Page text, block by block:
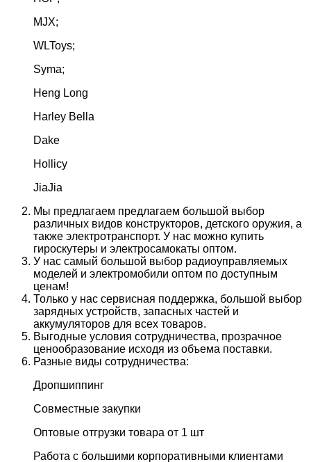
MJX;
WLToys;
Syma;
Heng Long
Harley Bella
Dake
Hollicy
JiaJia
Мы предлагаем предлагаем большой выбор
различных видов конструкторов, детского оружия, а
также электротранспорт. У нас можно купить
гироскутеры и электросамокаты оптом.
У нас самый большой выбор радиоуправляемых
моделей и электромобили оптом по доступным
ценам!
Только у нас сервисная поддержка, большой выбор
зарядных устройств, запасных частей и
аккумуляторов для всех товаров.
Выгодные условия сотрудничества, прозрачное
ценообразование исходя из объема поставки.
Разные виды сотрудничества:
Дропшиппинг
Совместные закупки
Оптовые отгрузки товара от 1 шт
Работа с большими корпоративными клиентами